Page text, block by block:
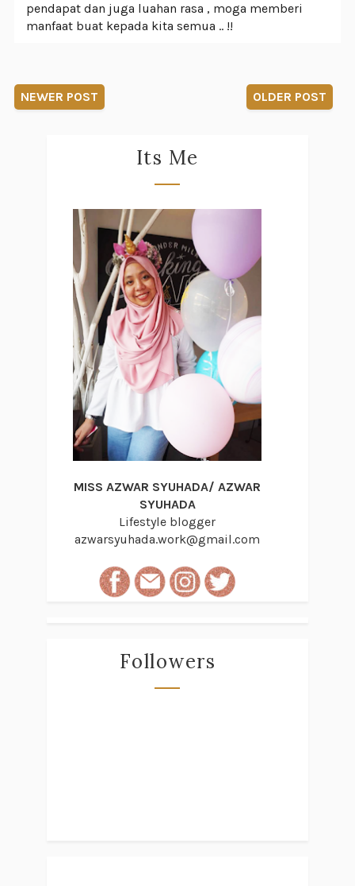
pendapat dan juga luahan rasa , moga memberi
manfaat buat kepada kita semua .. !!
NEWER POST OLDER POST
Its Me
MISS AZWAR SYUHADA/ AZWAR
SYUHADA
Lifestyle blogger
azwarsyuhada.work@gmail.com
Followers